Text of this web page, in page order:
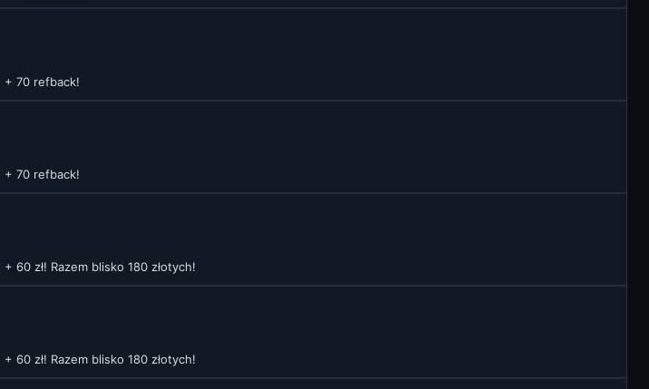
+ 70 refback!
+ 70 refback!
60 zł! Razem blisko 180 złotych!
60 zł! Razem blisko 180 złotych!